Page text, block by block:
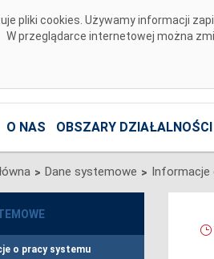
pliki cookies. Używamy informacji
W przeglądarce internetowej można
O NAS OBSZARY DZIAŁALNOŚCI
> Dane systemowe >
o pracy systemu